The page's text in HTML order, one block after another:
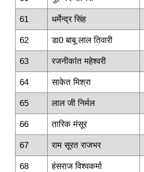
61 धर्मेन्द्र सिंह
62 डा0 बाबू लाल तिवारी
63 रजनीकांत महेश्‍वरी
64 साकेत मिश्रा
65 लाल जी निर्मल
66 तारिक मंसूर
67 राम सूरत राजभर
68 हंसराज विश्‍वकर्मा